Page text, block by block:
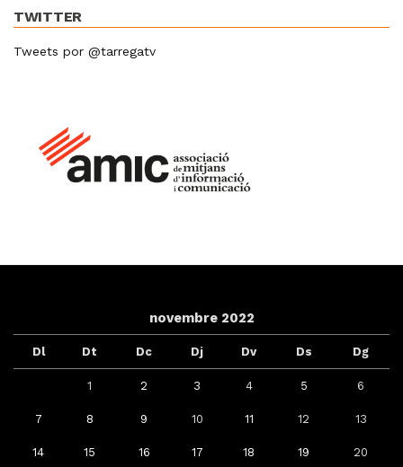
TWITTER
Tweets por @tarregatv
novembre 2022
Dl Dt Dc Dj Dv Ds Dg
1 2 3 4 5 6
7 8 9 10 11 12 13
14 15 16 17 18 19 20